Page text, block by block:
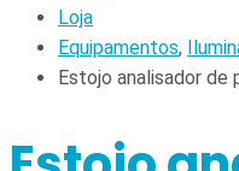
Loja
Equipamentos,
Estojo analisador de